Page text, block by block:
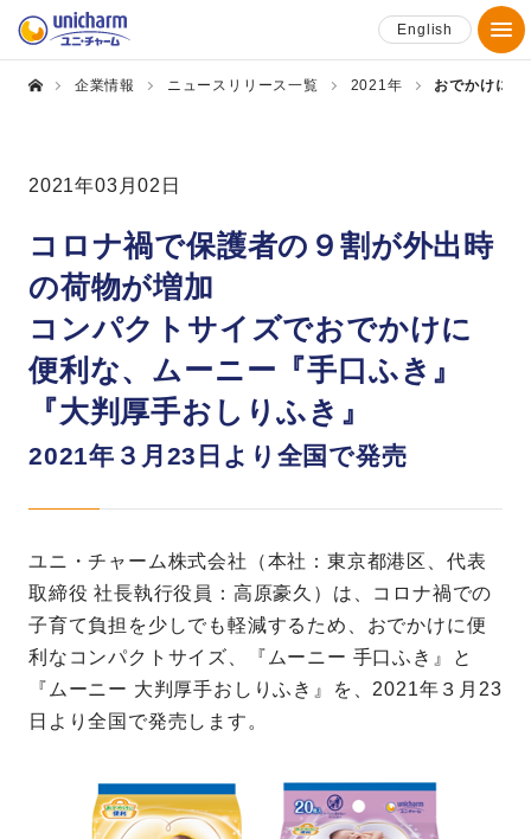
English
企業情報 ニュースリリース一覧 2021年 おでかけに便
2021年03月02日
コロナ禍で保護者の９割が外出時
の荷物が増加
コンパクトサイズでおでかけに
便利な、ムーニー『手口ふき』
『大判厚手おしりふき』
2021年３月23日より全国で発売
ユニ・チャーム株式会社（本社：東京都港区、代表
取締役 社長執行役員：高原豪久）は、コロナ禍での
子育て負担を少しでも軽減するため、おでかけに便
利なコンパクトサイズ、『ムーニー 手口ふき』と
『ムーニー 大判厚手おしりふき』を、2021年３月23
日より全国で発売します。